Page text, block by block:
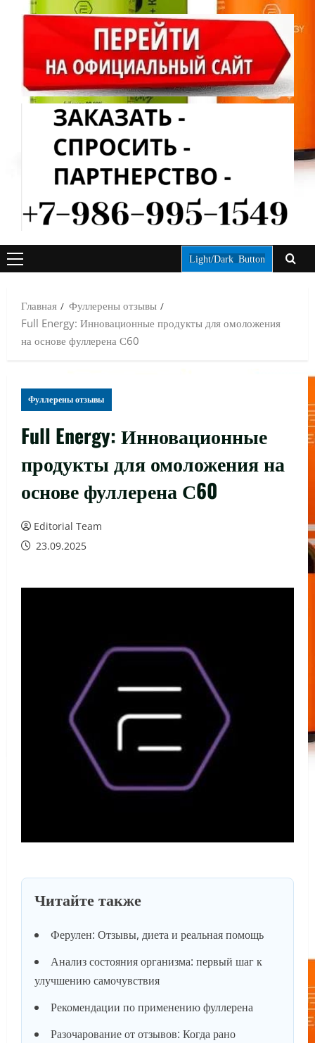
ОСНОВНОЕ
Light/Dark Button
Главная
Фуллерены отзывы
Full Energy: Инновационные продукты для омоложения
на основе фуллерена С60
Фуллерены отзывы
Full Energy: Инновационные
продукты для омоложения на
основе фуллерена С60
Editorial Team
23.09.2025
Читайте также
Ферулен: Отзывы, диета и реальная помощь
Анализ состояния организма: первый шаг к
улучшению самочувствия
Рекомендации по применению фуллерена
Разочарование от отзывов: Когда рано